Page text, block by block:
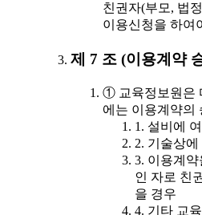
친권자(부모, 법
이용신청을 하여
제 7 조 (이용계약
① 교육정보원은
에는 이용계약의
1. 설비에
2. 기술상
3. 이용계
인 자로 친
을 경우
4. 기타 교